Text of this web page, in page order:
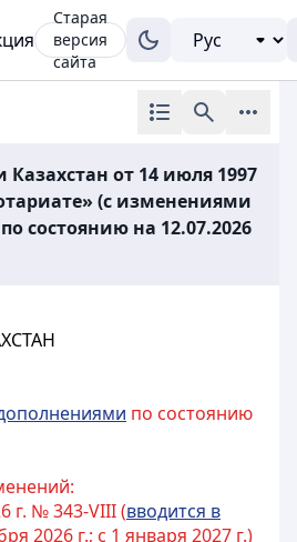
Старая
версия
сайта
Казахстан от 14 июля 1997
(с изменениями
состоянию на 12.07.2026
по состоянию
г. № 343-VIII (вводится в
2026 г.; с 1 января 2027 г.)